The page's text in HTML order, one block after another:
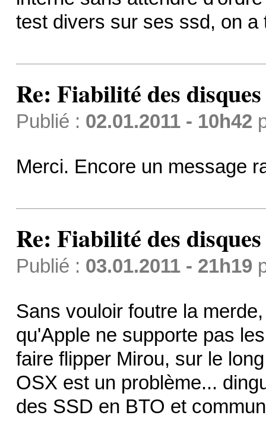
test divers sur ses ssd, on a
Re: Fiabilité des
Publié : 02.01.2011 - 10h42
Merci. Encore un message
Re: Fiabilité des
Publié : 03.01.2011 - 21h19
Sans vouloir foutre la
qu'Apple ne supporte pas
faire flipper Mirou, sur le
OSX est un problème...
des SSD en BTO et